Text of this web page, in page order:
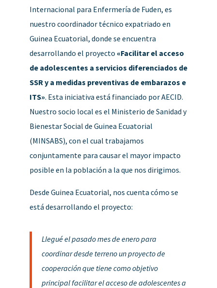
Internacional para Enfermería de Fuden, es
nuestro coordinador técnico expatriado en
Guinea Ecuatorial, donde se encuentra
desarrollando el proyecto «Facilitar el acceso
de adolescentes a servicios diferenciados de
SSR y a medidas preventivas de embarazos e
ITS». Esta iniciativa está financiado por AECID.
Nuestro socio local es el Ministerio de Sanidad y
Bienestar Social de Guinea Ecuatorial
(MINSABS), con el cual trabajamos
conjuntamente para causar el mayor impacto
posible en la población a la que nos dirigimos.
Desde Guinea Ecuatorial, nos cuenta cómo se
está desarrollando el proyecto:
Llegué el pasado mes de enero para
coordinar desde terreno un proyecto de
cooperación que tiene como objetivo
principal facilitar el acceso de adolescentes a